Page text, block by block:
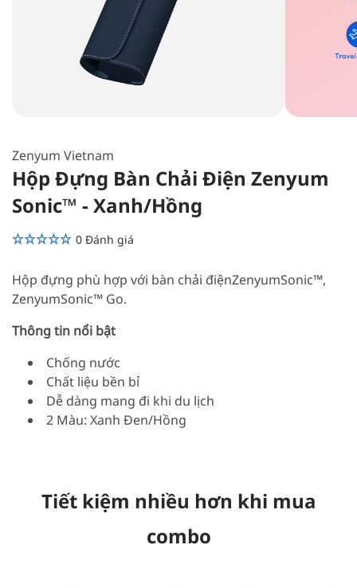
1
trong
hộp
tương
tác
hộp
tương
Zenyum Vietnam
Hộp Đựng Bàn Chải Điện Zenyum
Sonic™ - Xanh/Hồng
0 Đánh giá
Hộp đựng phù hợp với bàn chải điệnZenyumSonic™,
ZenyumSonic™ Go.
Thông tin nổi bật
Chống nước
Chất liệu bền bỉ
Dễ dàng mang đi khi du lịch
2 Màu: Xanh Đen/Hồng
Tiết kiệm nhiều hơn khi mua
combo